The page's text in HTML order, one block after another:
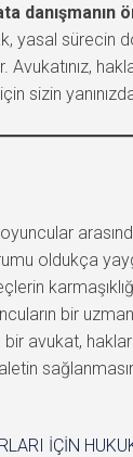
danışmanın
yasal sürecin
sizin
oldukça
bir
avukat,
İÇİN